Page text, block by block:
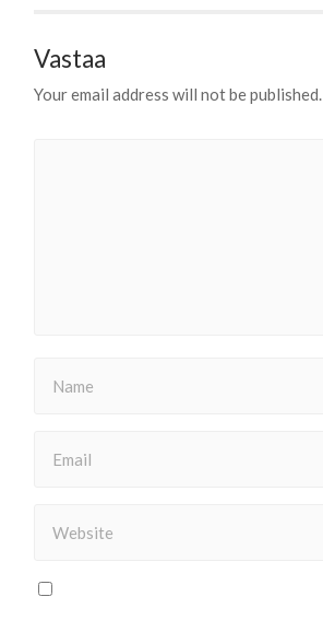
Vastaa
Your email address will not be published.